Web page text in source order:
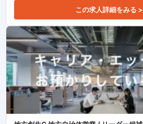
この求人詳細をみる >